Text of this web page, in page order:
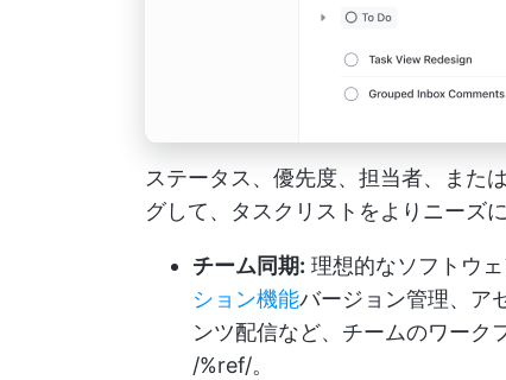
ステータス、優先度、担当者、また
グして、タスクリストをよりニーズ
チーム同期: 理想的なソフトウ
ション機能バージョン管理、ア
ンツ配信など、チームのワーク
/%ref/。